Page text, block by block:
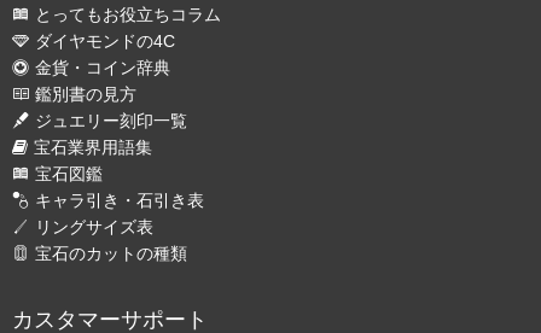
とってもお役立ちコラム
ダイヤモンドの4C
金貨・コイン辞典
鑑別書の見方
ジュエリー刻印一覧
宝石業界用語集
宝石図鑑
キャラ引き・石引き表
リングサイズ表
宝石のカットの種類
カスタマーサポート